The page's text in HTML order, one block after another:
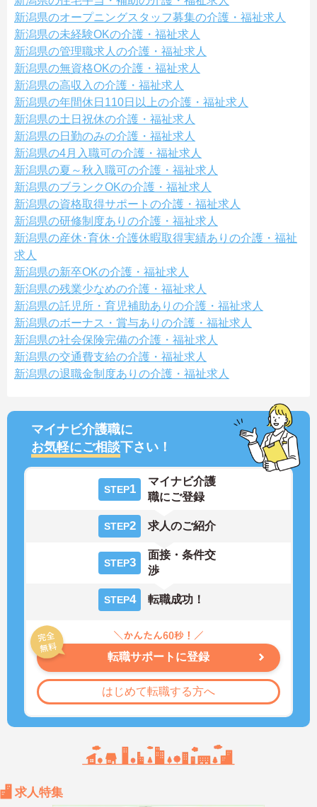
新潟県のオープニングスタッフ募集の介護・福祉求人
新潟県の未経験OKの介護・福祉求人
新潟県の管理職求人の介護・福祉求人
新潟県の無資格OKの介護・福祉求人
新潟県の高収入の介護・福祉求人
新潟県の年間休日110日以上の介護・福祉求人
新潟県の土日祝休の介護・福祉求人
新潟県の日勤のみの介護・福祉求人
新潟県の4月入職可の介護・福祉求人
新潟県の夏～秋入職可の介護・福祉求人
新潟県のブランクOKの介護・福祉求人
新潟県の資格取得サポートの介護・福祉求人
新潟県の研修制度ありの介護・福祉求人
新潟県の産休･育休･介護休暇取得実績ありの介護・福祉
求人
新潟県の新卒OKの介護・福祉求人
新潟県の残業少なめの介護・福祉求人
新潟県の託児所・育児補助ありの介護・福祉求人
新潟県のボーナス・賞与ありの介護・福祉求人
新潟県の社会保険完備の介護・福祉求人
新潟県の交通費支給の介護・福祉求人
新潟県の退職金制度ありの介護・福祉求人
マイナビ介護職に
お気軽にご相談下さい！
STEP1
マイナビ介護
職にご登録
STEP2 求人のご紹介
STEP3
面接・条件交
渉
STEP4 転職成功！
転職サポートに登録
はじめて転職する方へ
求人特集